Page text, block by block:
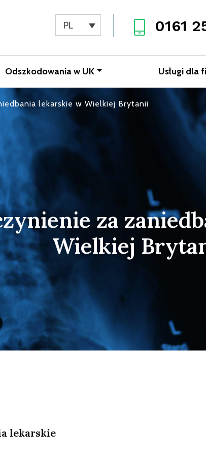
0161
PL
Odszkodowania w UK Usługi dla
lekarskie w Wielkiej Brytanii
za
Wielkiej
lekarskie